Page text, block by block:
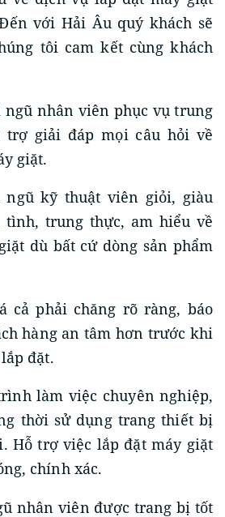
với Hải Âu quý khách sẽ
tôi cam kết cùng khách
ngũ nhân viên phục vụ trung
giải đáp mọi câu hỏi về
giặt.
ngũ kỹ thuật viên giỏi, giàu
trung thực, am hiểu về
dù bất cứ dòng sản phẩm
cả phải chăng rõ ràng, báo
hàng an tâm hơn trước khi
đặt.
làm việc chuyên nghiệp,
thời sử dụng trang thiết bị
Hỗ trợ việc lắp đặt máy giặt
chính xác.
nhân viên được trang bị tốt